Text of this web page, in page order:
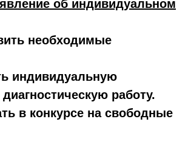
об индивидуальном
необходимые
индивидуальную
работу.
в конкурсе на свободные